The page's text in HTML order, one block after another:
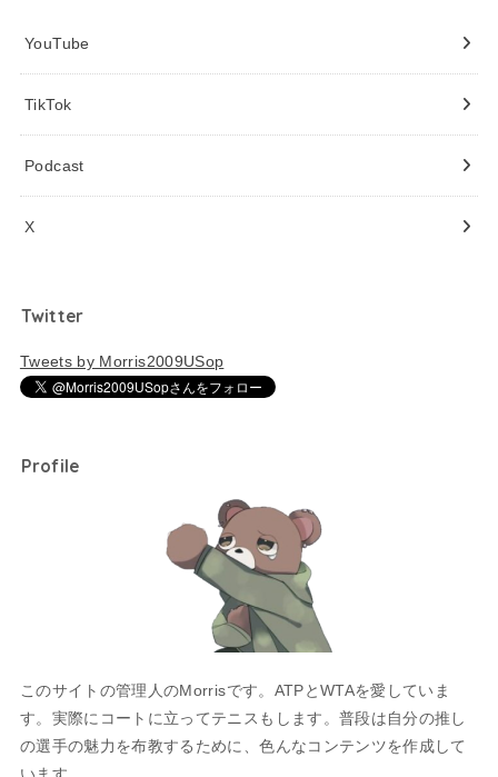
YouTube
TikTok
Podcast
X
Twitter
Tweets by Morris2009USop
Profile
このサイトの管理人のMorrisです。ATPとWTAを愛していま
す。実際にコートに立ってテニスもします。普段は自分の推し
の選手の魅力を布教するために、色んなコンテンツを作成して